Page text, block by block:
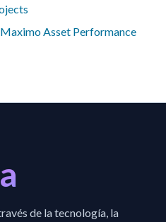
Asset Performance
de la tecnología, la